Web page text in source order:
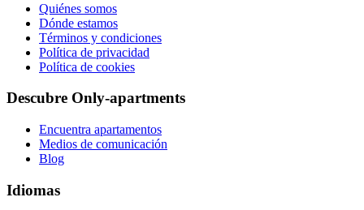
Quiénes somos
Dónde estamos
Términos y condiciones
Política de privacidad
Política de cookies
Descubre Only-apartments
Encuentra apartamentos
Medios de comunicación
Blog
Idiomas